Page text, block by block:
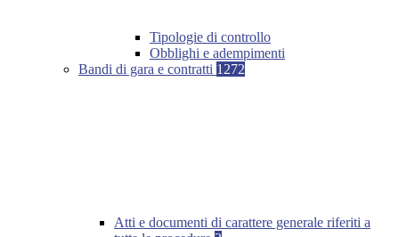
Tipologie di controllo
Obblighi e adempimenti
Bandi di gara e contratti 1272
Atti e documenti di carattere generale riferiti a